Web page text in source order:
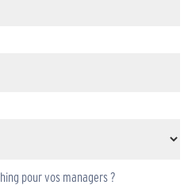
pour vos managers ?